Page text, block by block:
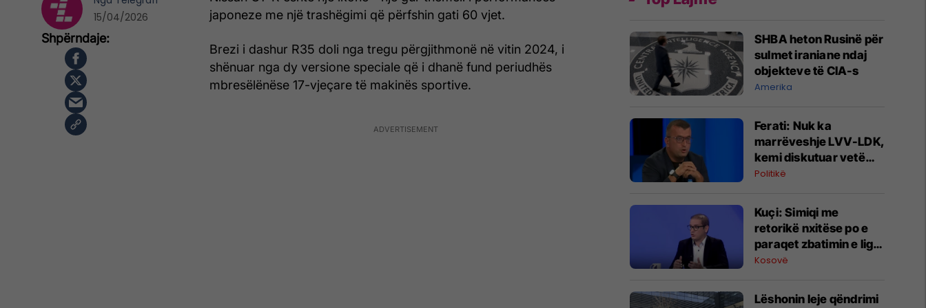
japoneze me një trashëgimi që përfshin gati 60 vjet.
Brezi i dashur R35 doli nga tregu përgjithmonë në vitin 2024, i
shënuar nga dy versione speciale që i dhanë fund periudhës
mbresëlënëse 17-vjeçare të makinës sportive.
15/04/2026
SHBA heton Rusinë për
sulmet iraniane ndaj
objekteve të CIA-s
Amerika
Ferati: Nuk ka
marrëveshje LVV-LDK,
kemi diskutuar vetëm
për parime
Politikë
Kuçi: Simiqi me
retorikë nxitëse po e
paraqet zbatimin e ligjit
në veri si "spastrim
Kosovë
Lëshonin leje qëndrimi